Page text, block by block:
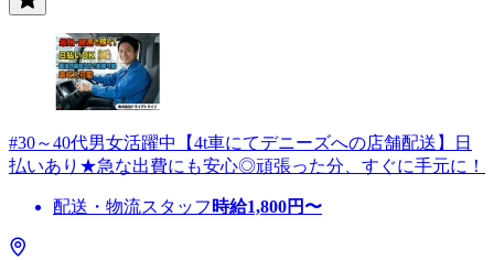
#30～40代男女活躍中【4t車にてデニーズへの店舗配送】日
払いあり★急な出費にも安心◎頑張った分、すぐに手元に！
配送・物流スタッフ 時給1,800円〜